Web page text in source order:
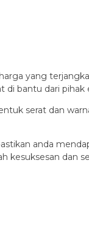
yang
di bantu dari pihak
serat dan
anda
kesuksesan dan